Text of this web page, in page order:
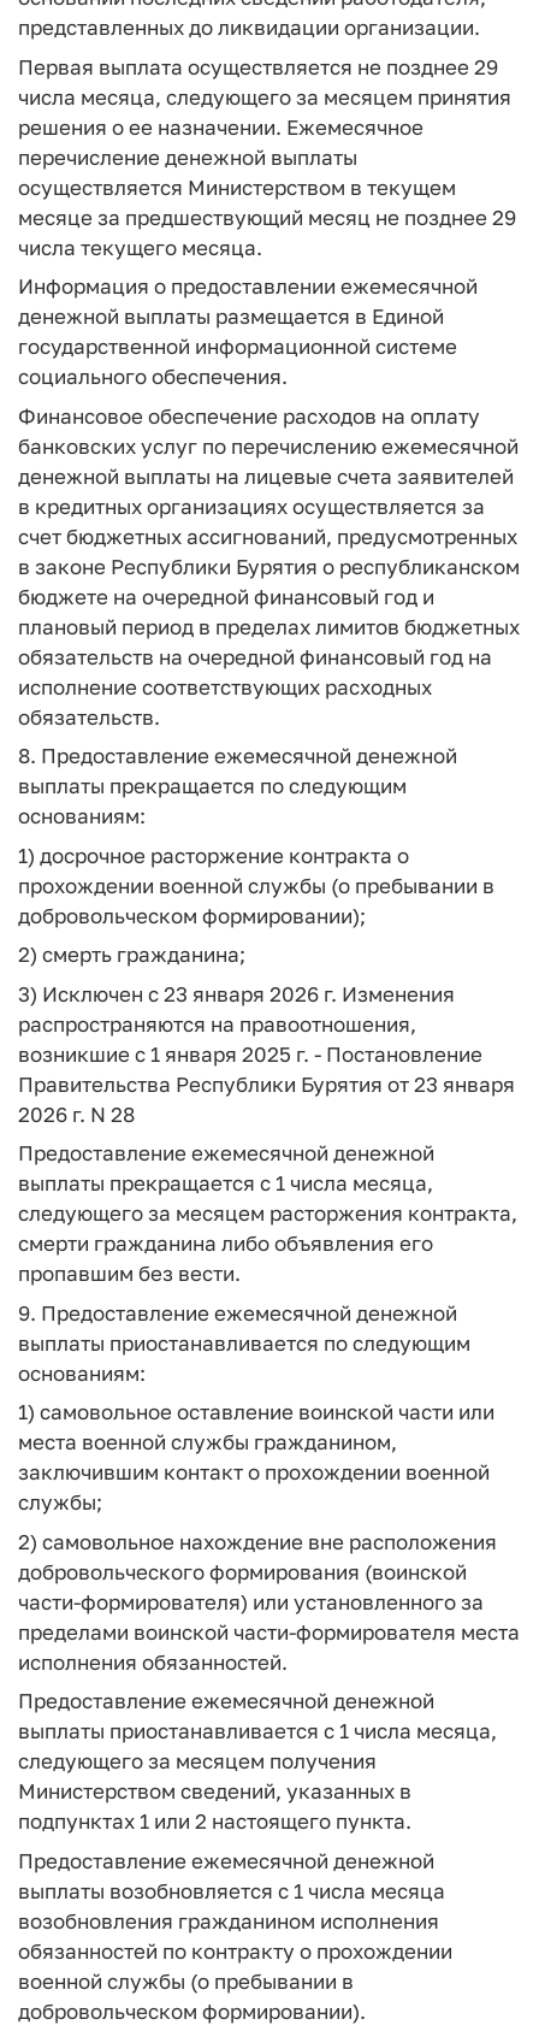
представленных до ликвидации организации.
Первая выплата осуществляется не позднее 29
числа месяца, следующего за месяцем принятия
решения о ее назначении. Ежемесячное
перечисление денежной выплаты
осуществляется Министерством в текущем
месяце за предшествующий месяц не позднее 29
числа текущего месяца.
Информация о предоставлении ежемесячной
денежной выплаты размещается в Единой
государственной информационной системе
социального обеспечения.
Финансовое обеспечение расходов на оплату
банковских услуг по перечислению ежемесячной
денежной выплаты на лицевые счета заявителей
в кредитных организациях осуществляется за
счет бюджетных ассигнований, предусмотренных
в законе Республики Бурятия о республиканском
бюджете на очередной финансовый год и
плановый период в пределах лимитов бюджетных
обязательств на очередной финансовый год на
исполнение соответствующих расходных
обязательств.
8. Предоставление ежемесячной денежной
выплаты прекращается по следующим
основаниям:
1) досрочное расторжение контракта о
прохождении военной службы (о пребывании в
добровольческом формировании);
2) смерть гражданина;
3) Исключен с 23 января 2026 г. Изменения
распространяются на правоотношения,
возникшие с 1 января 2025 г. - Постановление
Правительства Республики Бурятия от 23 января
2026 г. N 28
Предоставление ежемесячной денежной
выплаты прекращается с 1 числа месяца,
следующего за месяцем расторжения контракта,
смерти гражданина либо объявления его
пропавшим без вести.
9. Предоставление ежемесячной денежной
выплаты приостанавливается по следующим
основаниям:
1) самовольное оставление воинской части или
места военной службы гражданином,
заключившим контакт о прохождении военной
службы;
2) самовольное нахождение вне расположения
добровольческого формирования (воинской
части-формирователя) или установленного за
пределами воинской части-формирователя места
исполнения обязанностей.
Предоставление ежемесячной денежной
выплаты приостанавливается с 1 числа месяца,
следующего за месяцем получения
Министерством сведений, указанных в
подпунктах 1 или 2 настоящего пункта.
Предоставление ежемесячной денежной
выплаты возобновляется с 1 числа месяца
возобновления гражданином исполнения
обязанностей по контракту о прохождении
военной службы (о пребывании в
добровольческом формировании).